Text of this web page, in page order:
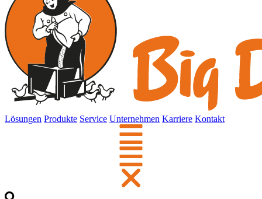
Lösungen Produkte Service Unternehmen Karriere Kontakt